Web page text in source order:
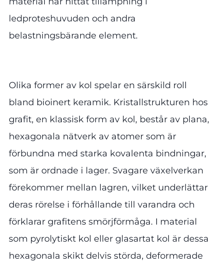
ledproteshuvuden och andra
belastningsbärande element.
Olika former av kol spelar en särskild roll
bland bioinert keramik. Kristallstrukturen hos
grafit, en klassisk form av kol, består av plana,
hexagonala nätverk av atomer som är
förbundna med starka kovalenta bindningar,
som är ordnade i lager. Svagare växelverkan
förekommer mellan lagren, vilket underlättar
deras rörelse i förhållande till varandra och
förklarar grafitens smörjförmåga. I material
som pyrolytiskt kol eller glasartat kol är dessa
hexagonala skikt delvis störda, deformerade